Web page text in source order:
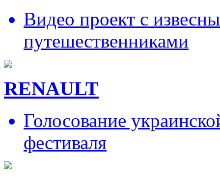
Видео проект с
путешественниками
RENAULT
Голосование
фестиваля